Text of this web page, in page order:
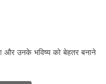
और उनके भविष्य को बेहतर बनाने